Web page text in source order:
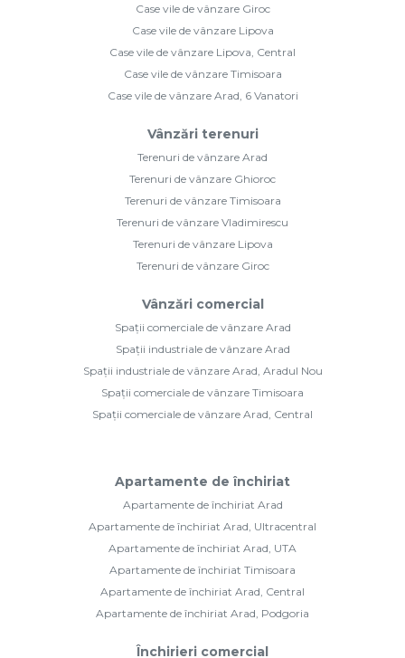
Case vile de vânzare Giroc
Case vile de vânzare Lipova
Case vile de vânzare Lipova, Central
Case vile de vânzare Timisoara
Case vile de vânzare Arad, 6 Vanatori
Vânzări terenuri
Terenuri de vânzare Arad
Terenuri de vânzare Ghioroc
Terenuri de vânzare Timisoara
Terenuri de vânzare Vladimirescu
Terenuri de vânzare Lipova
Terenuri de vânzare Giroc
Vânzări comercial
Spații comerciale de vânzare Arad
Spații industriale de vânzare Arad
Spații industriale de vânzare Arad, Aradul Nou
Spații comerciale de vânzare Timisoara
Spații comerciale de vânzare Arad, Central
Apartamente de închiriat
Apartamente de închiriat Arad
Apartamente de închiriat Arad, Ultracentral
Apartamente de închiriat Arad, UTA
Apartamente de închiriat Timisoara
Apartamente de închiriat Arad, Central
Apartamente de închiriat Arad, Podgoria
Închirieri comercial